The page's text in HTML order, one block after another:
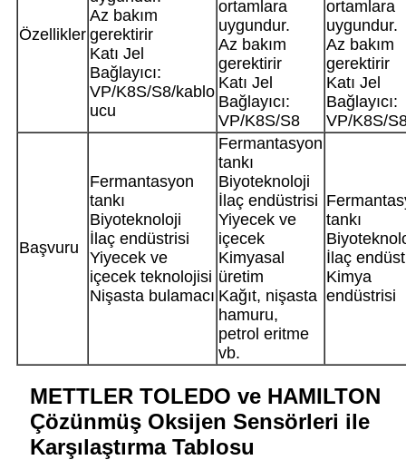
Özellikler
Az bakım
gerektirir
Katı Jel
Bağlayıcı:
VP/K8S/S8/kablo
ucu
ortamlara
uygundur.
Az bakım
gerektirir
Katı Jel
Bağlayıcı:
VP/K8S/S8
ortamlara
uygundur.
Az bakım
gerektirir
Katı Jel
Bağlayıcı:
VP/K8S/
Başvuru
Fermantasyon
tankı
Biyoteknoloji
İlaç endüstrisi
Yiyecek ve
içecek teknolojisi
Nişasta bulamacı
Fermantasyon
tankı
Biyoteknoloji
İlaç endüstrisi
Yiyecek ve
içecek
Kimyasal
üretim
Kağıt, nişasta
hamuru,
petrol eritme
vb.
tankı
İlaç
Kimya
endüstrisi
METTLER TOLEDO ve HAMILTON
Çözünmüş Oksijen Sensörleri ile
Karşılaştırma Tablosu